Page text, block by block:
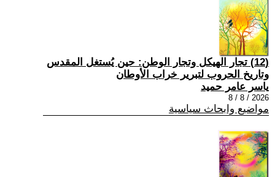
(12) تجار الهيكل وتجار الوطن: حين يُستغل المقدس
وتاريخ الحروب لتبرير خراب الأوطان
ياسر عامر حميد
2026 / 8 / 8
مواضيع وابحاث سياسية